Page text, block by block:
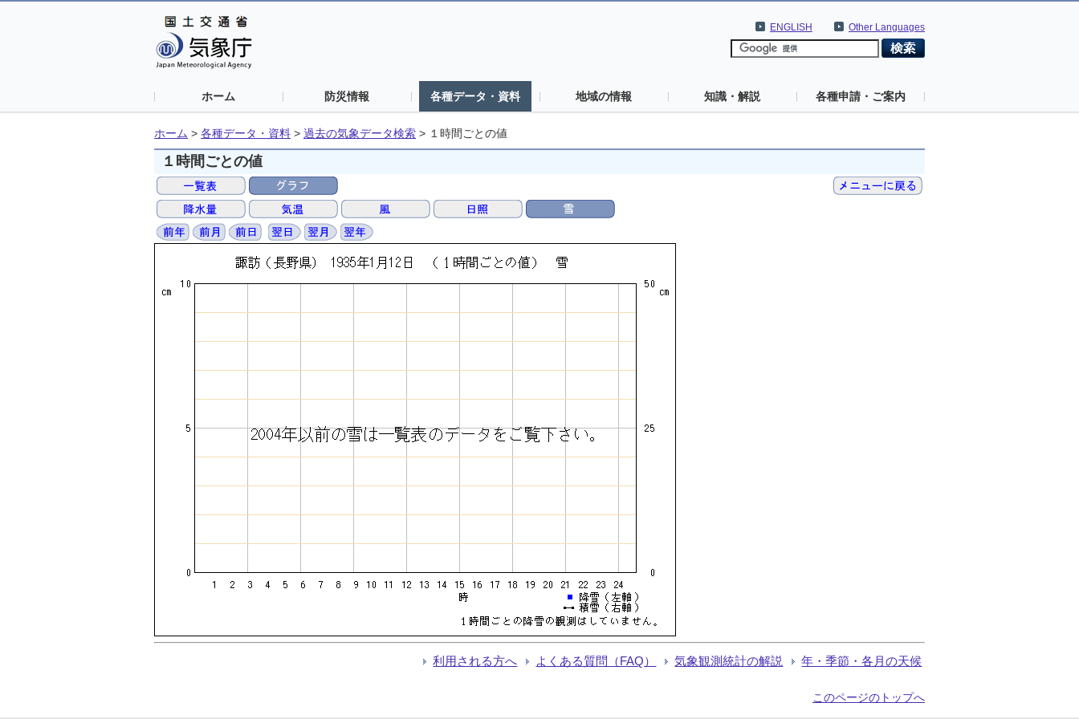
Other Languages
ENGLISH
ホーム 防災情報 各種データ・資料 地域の情報 知識・解説 各種申請・ご案内
ホーム > 各種データ・資料 > 過去の気象データ検索 > １時間ごとの値
１時間ごとの値
利用される方へ よくある質問（FAQ） 気象観測統計の解説 年・季節・各月の天候
このページのトップへ